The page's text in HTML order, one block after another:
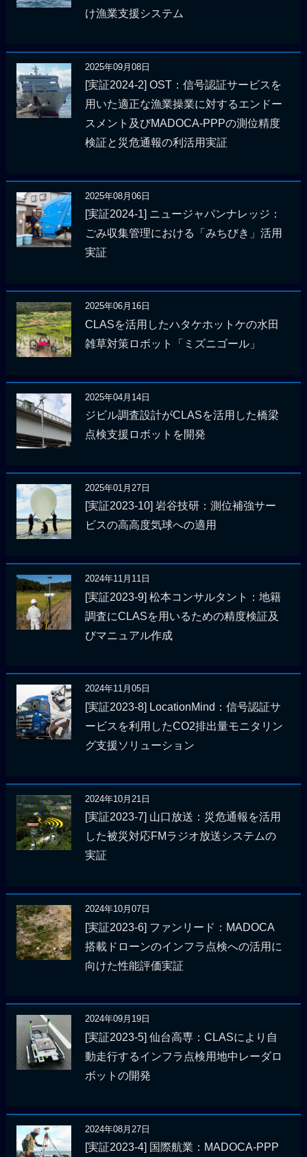
け漁業支援システム
2025年09月08日
[実証2024-2] OST：信号認証サービスを
用いた適正な漁業操業に対するエンドー
スメント及びMADOCA-PPPの測位精度
検証と災危通報の利活用実証
2025年08月06日
[実証2024-1] ニュージャパンナレッジ：
ごみ収集管理における「みちびき」活用
実証
2025年06月16日
CLASを活用したハタケホットケの水田
雑草対策ロボット「ミズニゴール」
2025年04月14日
ジビル調査設計がCLASを活用した橋梁
点検支援ロボットを開発
2025年01月27日
[実証2023-10] 岩谷技研：測位補強サー
ビスの高高度気球への適用
2024年11月11日
[実証2023-9] 松本コンサルタント：地籍
調査にCLASを用いるための精度検証及
びマニュアル作成
2024年11月05日
[実証2023-8] LocationMind：信号認証サ
ービスを利用したCO2排出量モニタリン
グ支援ソリューション
2024年10月21日
[実証2023-7] 山口放送：災危通報を活用
した被災対応FMラジオ放送システムの
実証
2024年10月07日
[実証2023-6] ファンリード：MADOCA
搭載ドローンのインフラ点検への活用に
向けた性能評価実証
2024年09月19日
[実証2023-5] 仙台高専：CLASにより自
動走行するインフラ点検用地中レーダロ
ボットの開発
2024年08月27日
[実証2023-4] 国際航業：MADOCA-PPP